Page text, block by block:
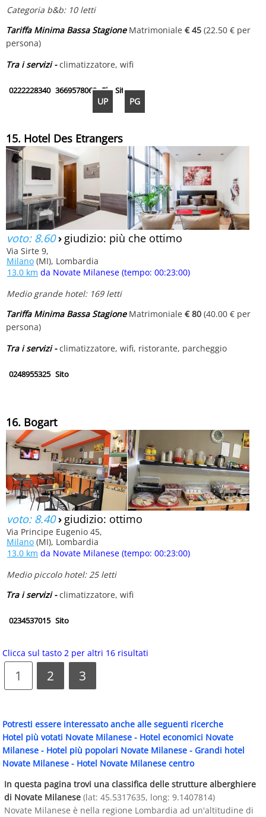
UP PG
Categoria b&b: 10 letti
Tariffa Minima Bassa StagioneMatrimoniale € 45 (22.50 € per
persona)
Tra i servizi -climatizzatore, wifi
0222228340 3669578062 Fb Sito
15. Hotel Des Etrangers
voto: 8.60› giudizio: più che ottimo
Via Sirte 9,
Milano (MI), Lombardia
13.0 km da Novate Milanese (tempo: 00:23:00)
Medio grande hotel: 169 letti
Tariffa Minima Bassa StagioneMatrimoniale € 80 (40.00 € per
persona)
Tra i servizi -climatizzatore, wifi, ristorante, parcheggio
0248955325 Sito
16. Bogart
voto: 8.40› giudizio: ottimo
Via Principe Eugenio 45,
Milano (MI), Lombardia
13.0 km da Novate Milanese (tempo: 00:23:00)
Medio piccolo hotel: 25 letti
Tra i servizi -climatizzatore, wifi
0234537015 Sito
Clicca sul tasto 2 per altri 16 risultati
1 2 3
Potresti essere interessato anche alle seguenti ricerche
Hotel più votati Novate Milanese - Hotel economici Novate
Milanese - Hotel più popolari Novate Milanese - Grandi hotel
Novate Milanese - Hotel Novate Milanese centro
In questa pagina trovi una classifica delle strutture alberghiere
di Novate Milanese (lat: 45.5317635, long: 9.1407814)
Novate Milanese è nella regione Lombardia ad un'altitudine di